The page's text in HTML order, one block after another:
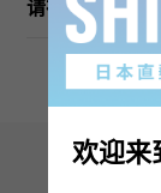
欢迎来
请在订购或访